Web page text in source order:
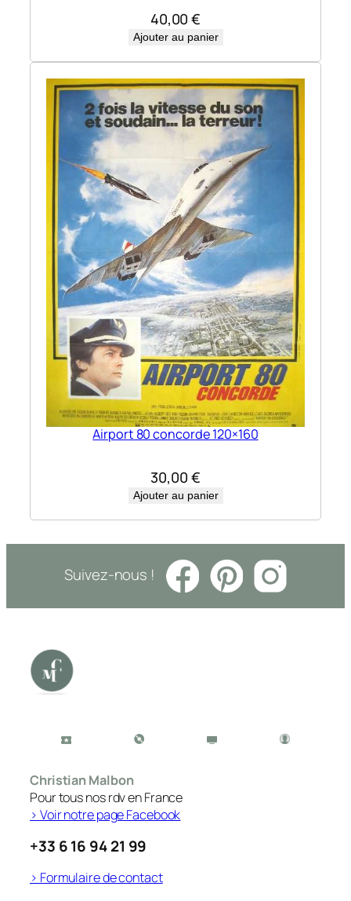
40,00€
Ajouter au panier
Airport 80 concorde 120×160
30,00 €
Ajouter au panier
Suivez-nous !
Christian Malbon
Pour tous nos rdv en France
> Voir notre page Facebook
+33 6 16 94 21 99
> Formulaire de contact